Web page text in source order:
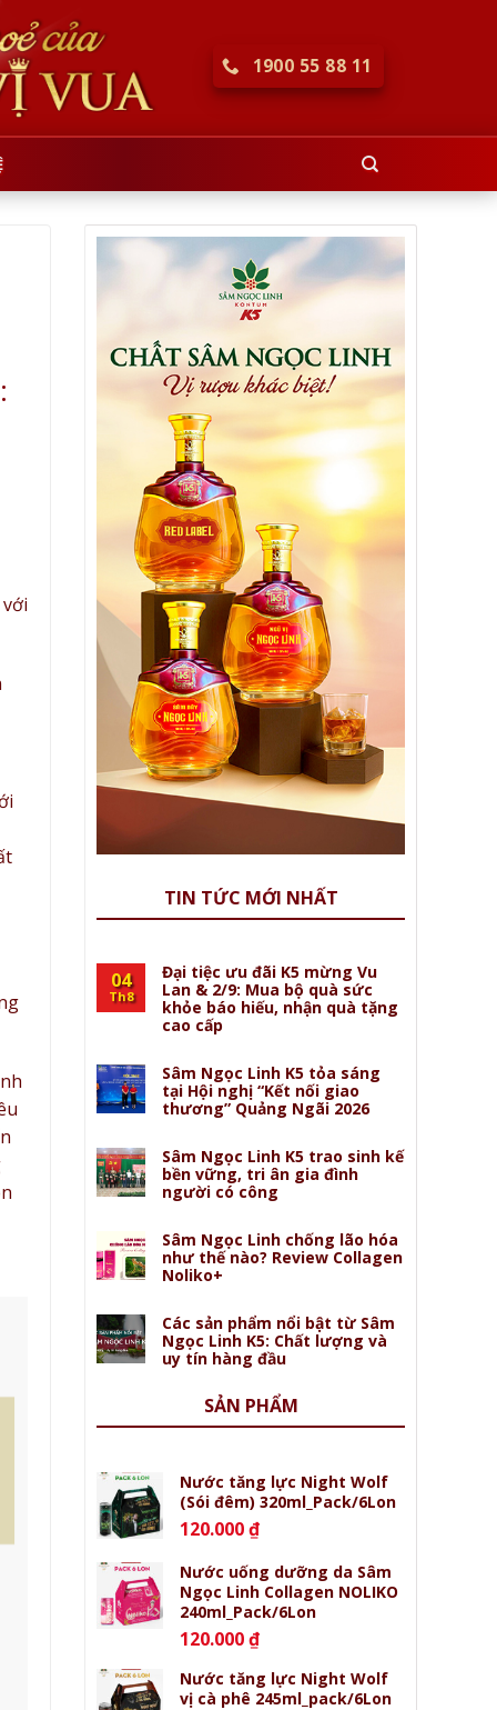
1900 55 88 11
TIN TỨC MỚI NHẤT
04
Th8
Đại tiệc ưu đãi K5 mừng Vu
Lan & 2/9: Mua bộ quà sức
khỏe báo hiếu, nhận quà tặng
cao cấp
Sâm Ngọc Linh K5 tỏa sáng
tại Hội nghị “Kết nối giao
thương” Quảng Ngãi 2026
Sâm Ngọc Linh K5 trao sinh kế
bền vững, tri ân gia đình
người có công
Sâm Ngọc Linh chống lão hóa
như thế nào? Review Collagen
Noliko+
Các sản phẩm nổi bật từ Sâm
Ngọc Linh K5: Chất lượng và
uy tín hàng đầu
SẢN PHẨM
Nước tăng lực Night Wolf
(Sói đêm) 320ml_Pack/6Lon
120.000₫
Nước uống dưỡng da Sâm
Ngọc Linh Collagen NOLIKO
240ml_Pack/6Lon
120.000₫
Nước tăng lực Night Wolf
vị cà phê 245ml_pack/6Lon